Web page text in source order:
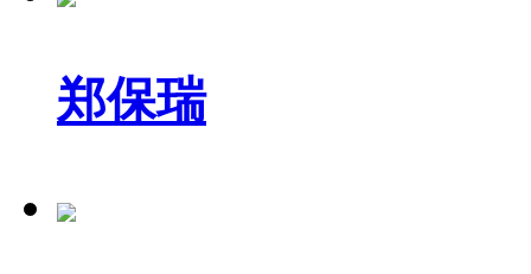
郑保瑞